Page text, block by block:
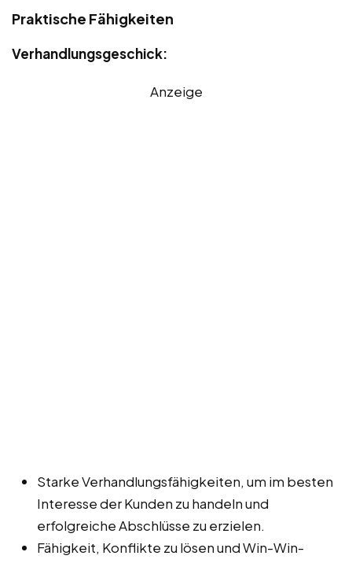
Praktische Fähigkeiten
Verhandlungsgeschick:
Anzeige
Starke Verhandlungsfähigkeiten, um im besten
Interesse der Kunden zu handeln und
erfolgreiche Abschlüsse zu erzielen.
Fähigkeit, Konflikte zu lösen und Win-Win-